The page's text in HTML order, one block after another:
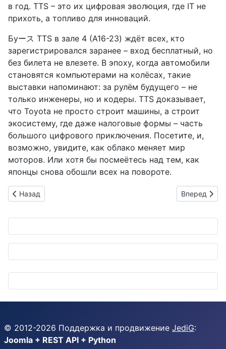
в год. TTS – это их цифровая эволюция, где IT не
прихоть, а топливо для инноваций.
Буース TTS в зале 4 (A16-23) ждёт всех, кто
зарегистрировался заранее – вход бесплатный, но
без билета не влезете. В эпоху, когда автомобили
становятся компьютерами на колёсах, такие
выставки напоминают: за рулём будущего – не
только инженеры, но и кодеры. TTS доказывает,
что Toyota не просто строит машины, а строит
экосистему, где даже налоговые формы – часть
большого цифрового приключения. Посетите, и,
возможно, увидите, как облако меняет мир
моторов. Или хотя бы посмеётесь над тем, как
японцы снова обошли всех на повороте.
Предыдущий: WISTERIA: Портал в Блеск Кузовов, Где
Назад Следующий:
Вперед
© 2012-2026 Поддержка и продвижение JediG:
Joomla + REST API + Python